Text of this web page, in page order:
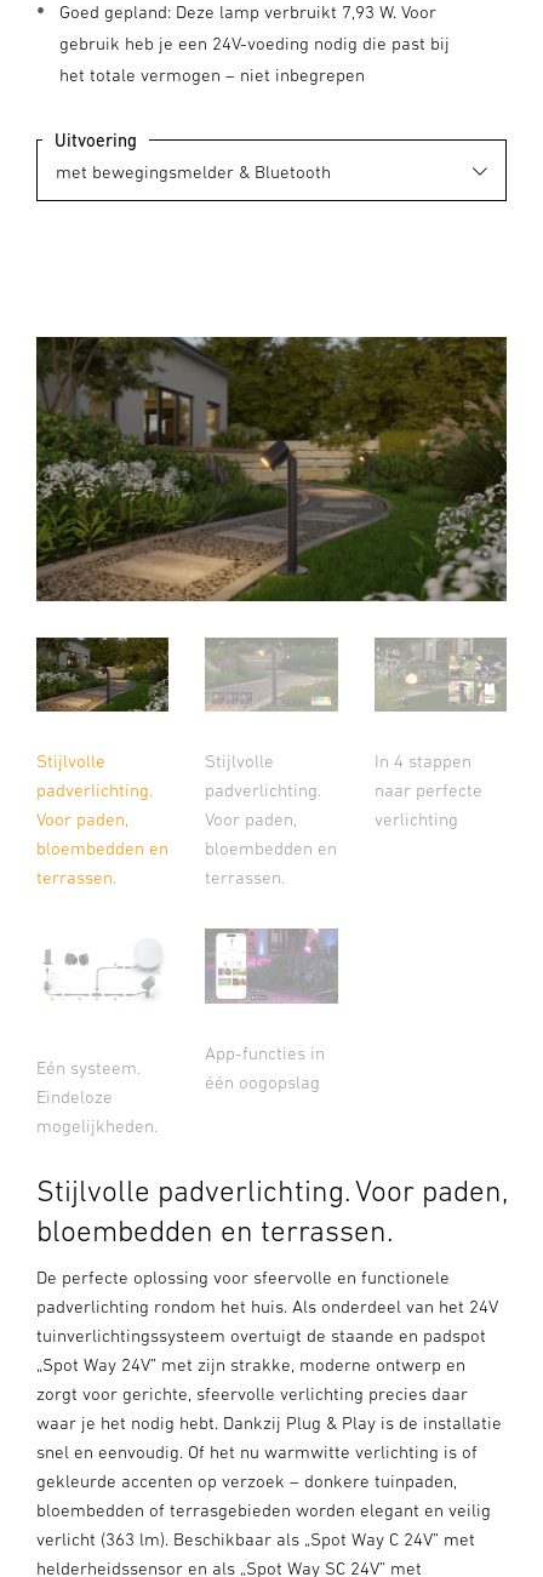
Goed gepland: Deze lamp verbruikt 7,93 W. Voor
gebruik heb je een 24V-voeding nodig die past bij
het totale vermogen – niet inbegrepen
Uitvoering
Stijlvolle
padverlichting.
Voor paden,
bloembedden en
terrassen.
Stijlvolle
padverlichting.
Voor paden,
bloembedden en
terrassen.
In 4 stappen
naar perfecte
verlichting
Eén systeem.
Eindeloze
mogelijkheden.
App-functies in
één oogopslag
Stijlvolle padverlichting. Voor paden,
bloembedden en terrassen.
De perfecte oplossing voor sfeervolle en functionele
padverlichting rondom het huis. Als onderdeel van het 24V
tuinverlichtingssysteem overtuigt de staande en padspot
„Spot Way 24V” met zijn strakke, moderne ontwerp en
zorgt voor gerichte, sfeervolle verlichting precies daar
waar je het nodig hebt. Dankzij Plug & Play is de installatie
snel en eenvoudig. Of het nu warmwitte verlichting is of
gekleurde accenten op verzoek – donkere tuinpaden,
bloembedden of terrasgebieden worden elegant en veilig
verlicht (363 lm). Beschikbaar als „Spot Way C 24V” met
helderheidssensor en als „Spot Way SC 24V” met